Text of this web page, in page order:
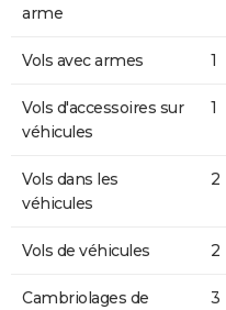
arme
Vols avec armes 1
Vols d'accessoires sur
véhicules
1
Vols dans les
véhicules
2
Vols de véhicules 2
Cambriolages de
3